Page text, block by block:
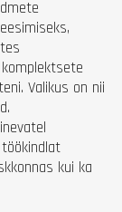
Valikus on nii
kui ka